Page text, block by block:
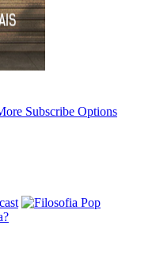
Subscribe Options